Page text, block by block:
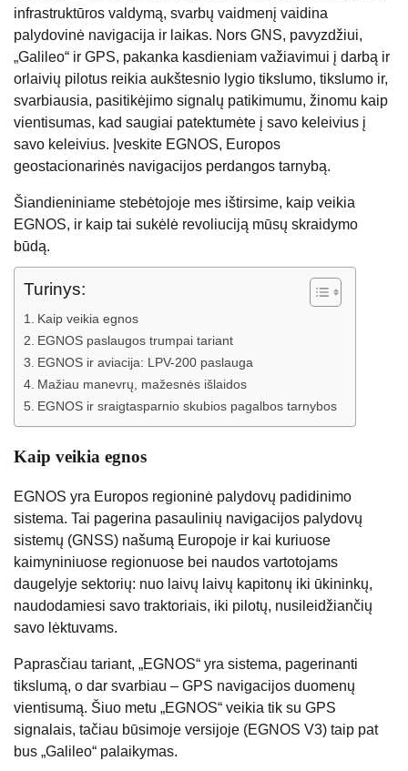
infrastruktūros valdymą, svarbų vaidmenį vaidina
palydovinė navigacija ir laikas. Nors GNS, pavyzdžiui,
„Galileo“ ir GPS, pakanka kasdieniam važiavimui į darbą ir
orlaivių pilotus reikia aukštesnio lygio tikslumo, tikslumo ir,
svarbiausia, pasitikėjimo signalų patikimumu, žinomu kaip
vientisumas, kad saugiai patektumėte į savo keleivius į
savo keleivius. Įveskite EGNOS, Europos
geostacionarinės navigacijos perdangos tarnybą.
Šiandieniniame stebėtojoje mes ištirsime, kaip veikia
EGNOS, ir kaip tai sukėlė revoliuciją mūsų skraidymo
būdą.
Turinys:
Kaip veikia egnos
EGNOS paslaugos trumpai tariant
EGNOS ir aviacija: LPV-200 paslauga
Mažiau manevrų, mažesnės išlaidos
EGNOS ir sraigtasparnio skubios pagalbos tarnybos
Kaip veikia egnos
EGNOS yra Europos regioninė palydovų padidinimo
sistema. Tai pagerina pasaulinių navigacijos palydovų
sistemų (GNSS) našumą Europoje ir kai kuriuose
kaimyniniuose regionuose bei naudos vartotojams
daugelyje sektorių: nuo laivų laivų kapitonų iki ūkininkų,
naudodamiesi savo traktoriais, iki pilotų, nusileidžiančių
savo lėktuvams.
Paprasčiau tariant, „EGNOS“ yra sistema, pagerinanti
tikslumą, o dar svarbiau – GPS navigacijos duomenų
vientisumą. Šiuo metu „EGNOS“ veikia tik su GPS
signalais, tačiau būsimoje versijoje (EGNOS V3) taip pat
bus „Galileo“ palaikymas.